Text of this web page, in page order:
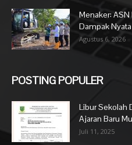
Menaker:
Dampak
Agustus 6, 2026
POSTING POPULER
Libur Sekolah
Ajaran Baru
Juli 11, 2025